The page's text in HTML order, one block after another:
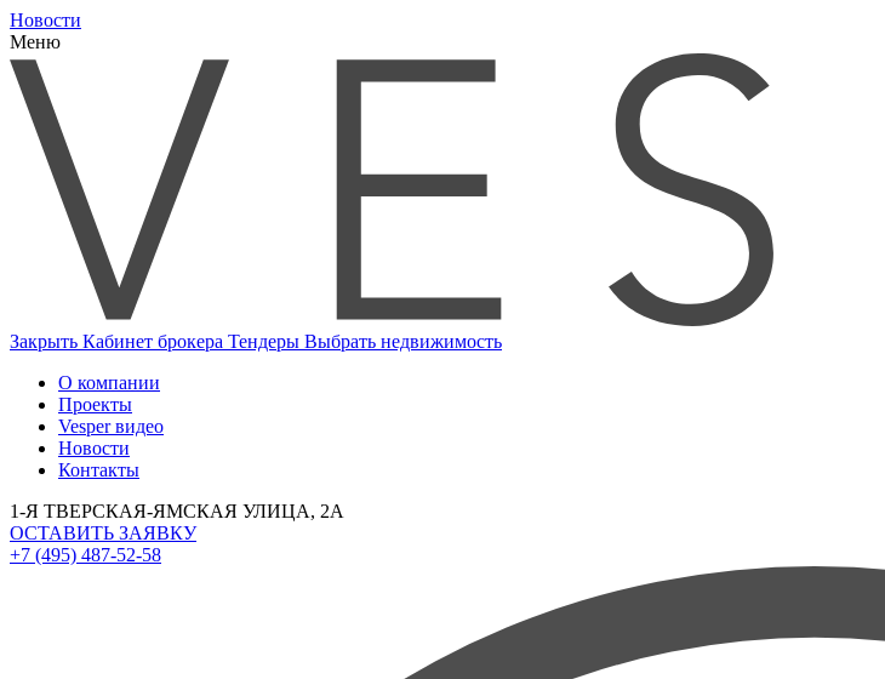
Новости
Меню
Закрыть Кабинет брокера Тендеры Выбрать недвижимость
О компании
Проекты
Vesper видео
Новости
Контакты
1-Я ТВЕРСКАЯ-ЯМСКАЯ УЛИЦА, 2А
ОСТАВИТЬ ЗАЯВКУ
+7 (495) 487-52-58